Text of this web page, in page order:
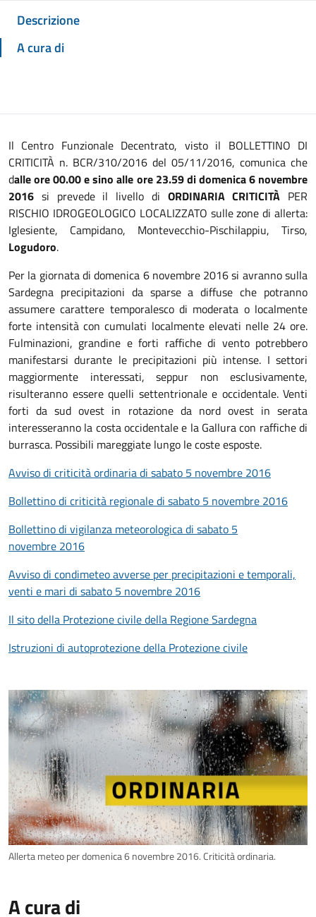
Descrizione
A cura di
Il Centro Funzionale Decentrato, visto il BOLLETTINO DI
CRITICITÀ n. BCR/310/2016 del 05/11/2016, comunica che
dalle ore 00.00 e sino alle ore 23.59 di domenica 6 novembre
2016 si prevede il livello di ORDINARIA CRITICITÀ PER
RISCHIO IDROGEOLOGICO LOCALIZZATO sulle zone di allerta:
Iglesiente, Campidano, Montevecchio-Pischilappiu, Tirso,
Logudoro.
Per la giornata di domenica 6 novembre 2016 si avranno sulla
Sardegna precipitazioni da sparse a diffuse che potranno
assumere carattere temporalesco di moderata o localmente
forte intensità con cumulati localmente elevati nelle 24 ore.
Fulminazioni, grandine e forti raffiche di vento potrebbero
manifestarsi durante le precipitazioni più intense. I settori
maggiormente interessati, seppur non esclusivamente,
risulteranno essere quelli settentrionale e occidentale. Venti
forti da sud ovest in rotazione da nord ovest in serata
interesseranno la costa occidentale e la Gallura con raffiche di
burrasca. Possibili mareggiate lungo le coste esposte.
Avviso di criticità ordinaria di sabato 5 novembre 2016
Bollettino di criticità regionale di sabato 5 novembre 2016
Bollettino di vigilanza meteorologica di sabato 5
novembre 2016
Avviso di condimeteo avverse per precipitazioni e temporali,
venti e mari di sabato 5 novembre 2016
Il sito della Protezione civile della Regione Sardegna
Istruzioni di autoprotezione della Protezione civile
Allerta meteo per domenica 6 novembre 2016. Criticità ordinaria.
A cura di